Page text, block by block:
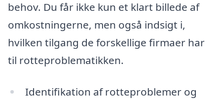
behov. Du får ikke kun et klart billede af
omkostningerne, men også indsigt i,
hvilken tilgang de forskellige firmaer har
til rotteproblematikken.
Identifikation af rotteproblemer og